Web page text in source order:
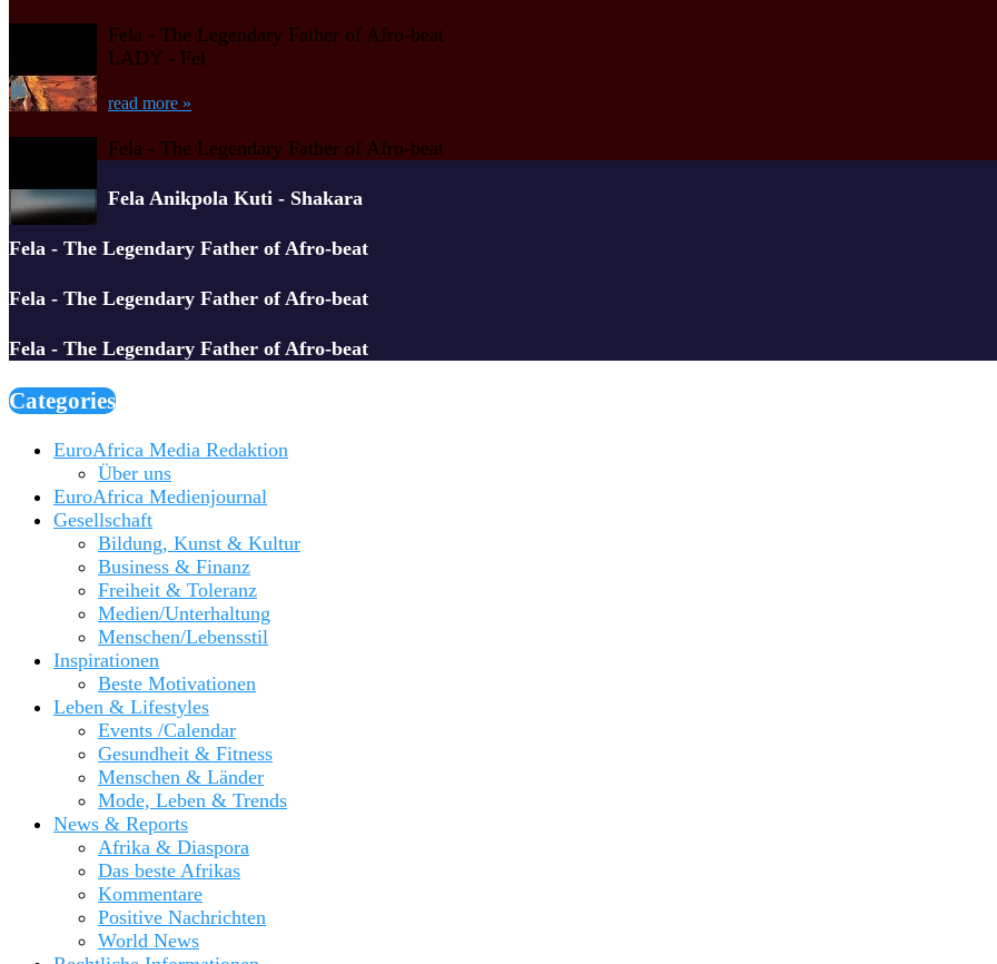
Fela - The Legendary Father of Afro-beat
LADY - Fel
read more »
Fela - The Legendary Father of Afro-beat
Fela Anikpola Kuti - Shakara
Fela - The Legendary Father of Afro-beat
Fela - The Legendary Father of Afro-beat
Fela - The Legendary Father of Afro-beat
Categories
EuroAfrica Media Redaktion
Über uns
EuroAfrica Medienjournal
Gesellschaft
Bildung, Kunst & Kultur
Business & Finanz
Freiheit & Toleranz
Medien/Unterhaltung
Menschen/Lebensstil
Inspirationen
Beste Motivationen
Leben & Lifestyles
Events /Calendar
Gesundheit & Fitness
Menschen & Länder
Mode, Leben & Trends
News & Reports
Afrika & Diaspora
Das beste Afrikas
Kommentare
Positive Nachrichten
World News